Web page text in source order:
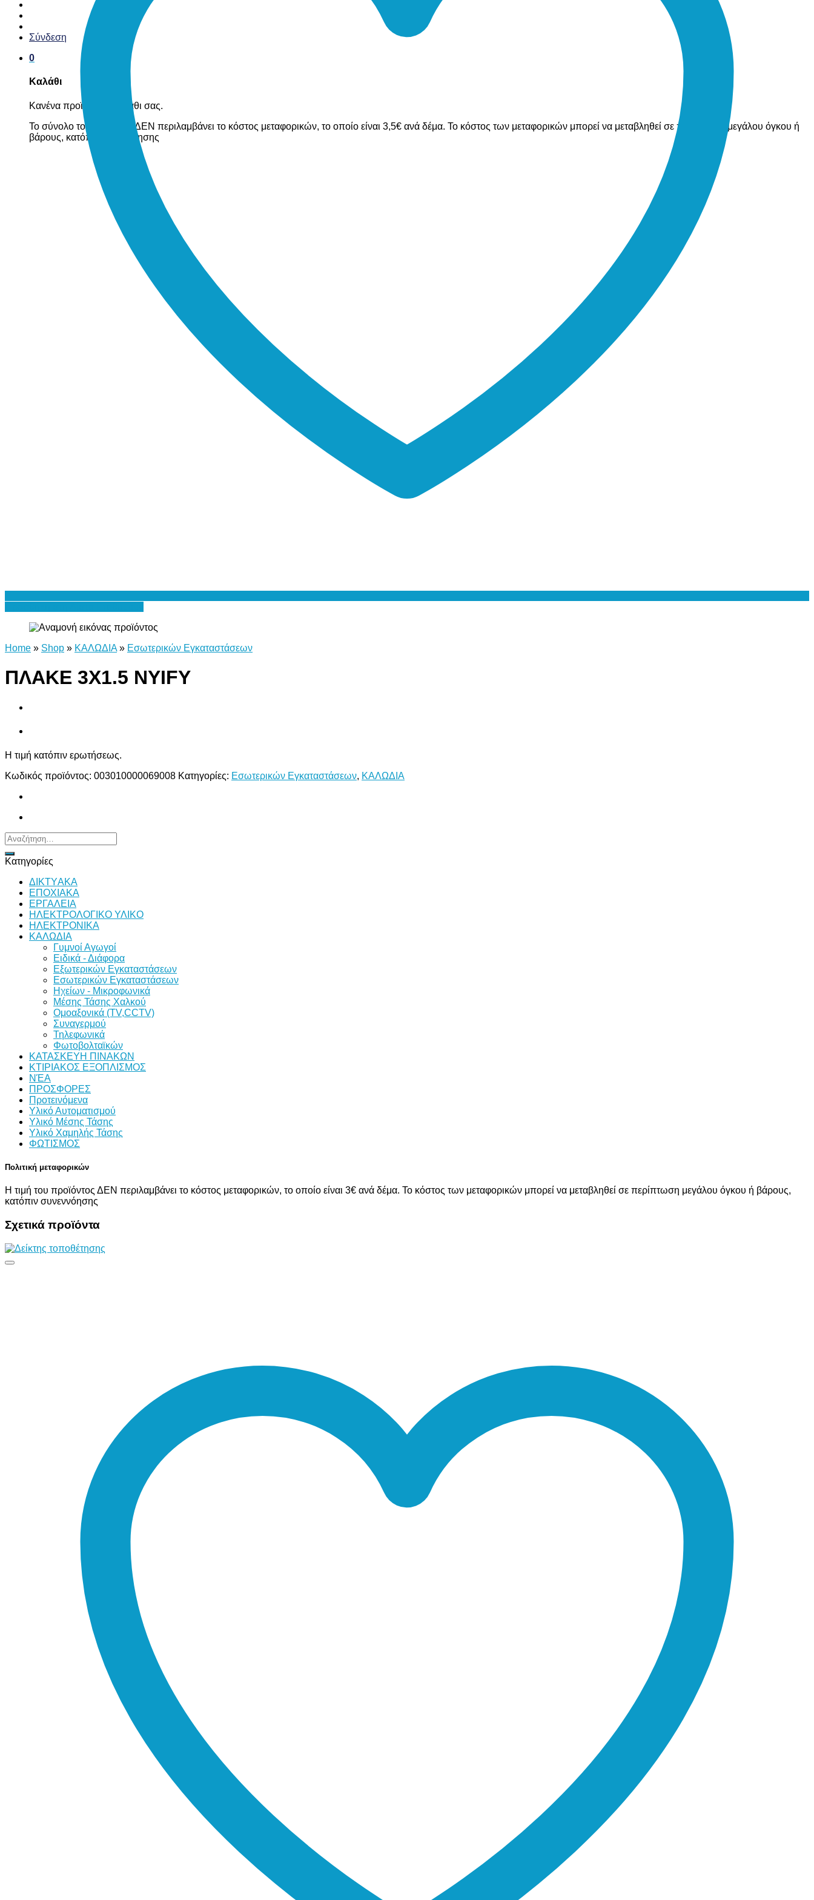
Σύνδεση
0
Καλάθι
Κανένα προϊόν στο καλάθι σας.
Το σύνολο του καλαθιού ΔΕΝ περιλαμβάνει το κόστος μεταφορικών, το οποίο είναι 3,5€ ανά δέμα. Το κόστος των μεταφορικών μπορεί να μεταβληθεί σε περίπτωση μεγάλου όγκου ή
βάρους, κατόπιν συνεννόησης
Home » Shop » ΚΑΛΩΔΙΑ » Εσωτερικών Εγκαταστάσεων
ΠΛΑΚΕ 3Χ1.5 NYIFY
Η τιμή κατόπιν ερωτήσεως.
Κωδικός προϊόντος: 003010000069008 Κατηγορίες: Εσωτερικών Εγκαταστάσεων, ΚΑΛΩΔΙΑ
Αναζήτηση
για:
Κατηγορίες
ΔΙKTΥAKA
ΕΠΟΧΙΑΚΑ
ΕΡΓΑΛΕΙΑ
ΗΛΕΚΤΡΟΛΟΓΙΚΟ ΥΛΙΚΟ
ΗΛΕΚΤΡΟΝΙΚΑ
ΚΑΛΩΔΙΑ
Γυμνοί Αγωγοί
Ειδικά - Διάφορα
Εξωτερικών Εγκαταστάσεων
Εσωτερικών Εγκαταστάσεων
Ηχείων - Μικροφωνικά
Μέσης Τάσης Χαλκού
Ομοαξονικά (TV,CCTV)
Συναγερμού
Τηλεφωνικά
Φωτοβολταϊκών
ΚΑΤΑΣΚΕΥΗ ΠΙΝΑΚΩΝ
ΚΤΙΡΙΑΚΟΣ ΕΞΟΠΛΙΣΜΟΣ
ΝΈΑ
ΠΡΟΣΦΟΡΕΣ
Προτεινόμενα
Υλικό Αυτοματισμού
Υλικό Μέσης Τάσης
Υλικό Χαμηλής Τάσης
ΦΩΤΙΣΜΟΣ
Πολιτική μεταφορικών
Η τιμή του προϊόντος ΔΕΝ περιλαμβάνει το κόστος μεταφορικών, το οποίο είναι 3€ ανά δέμα. Το κόστος των μεταφορικών μπορεί να μεταβληθεί σε περίπτωση μεγάλου όγκου ή βάρους,
κατόπιν συνεννόησης
Σχετικά προϊόντα